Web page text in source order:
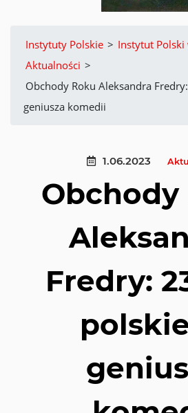
Instytuty Polskie > Instytut
Aktualności >
Obchody Roku Aleksandra
geniusza komedii
1.06.2023
Obchody
Fredry: